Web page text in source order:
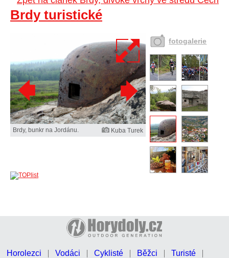
Brdy turistické
Brdy, bunkr na Jordánu. Kuba Turek
fotogalerie
Horolezci Vodáci Cyklisté Běžci Turisté